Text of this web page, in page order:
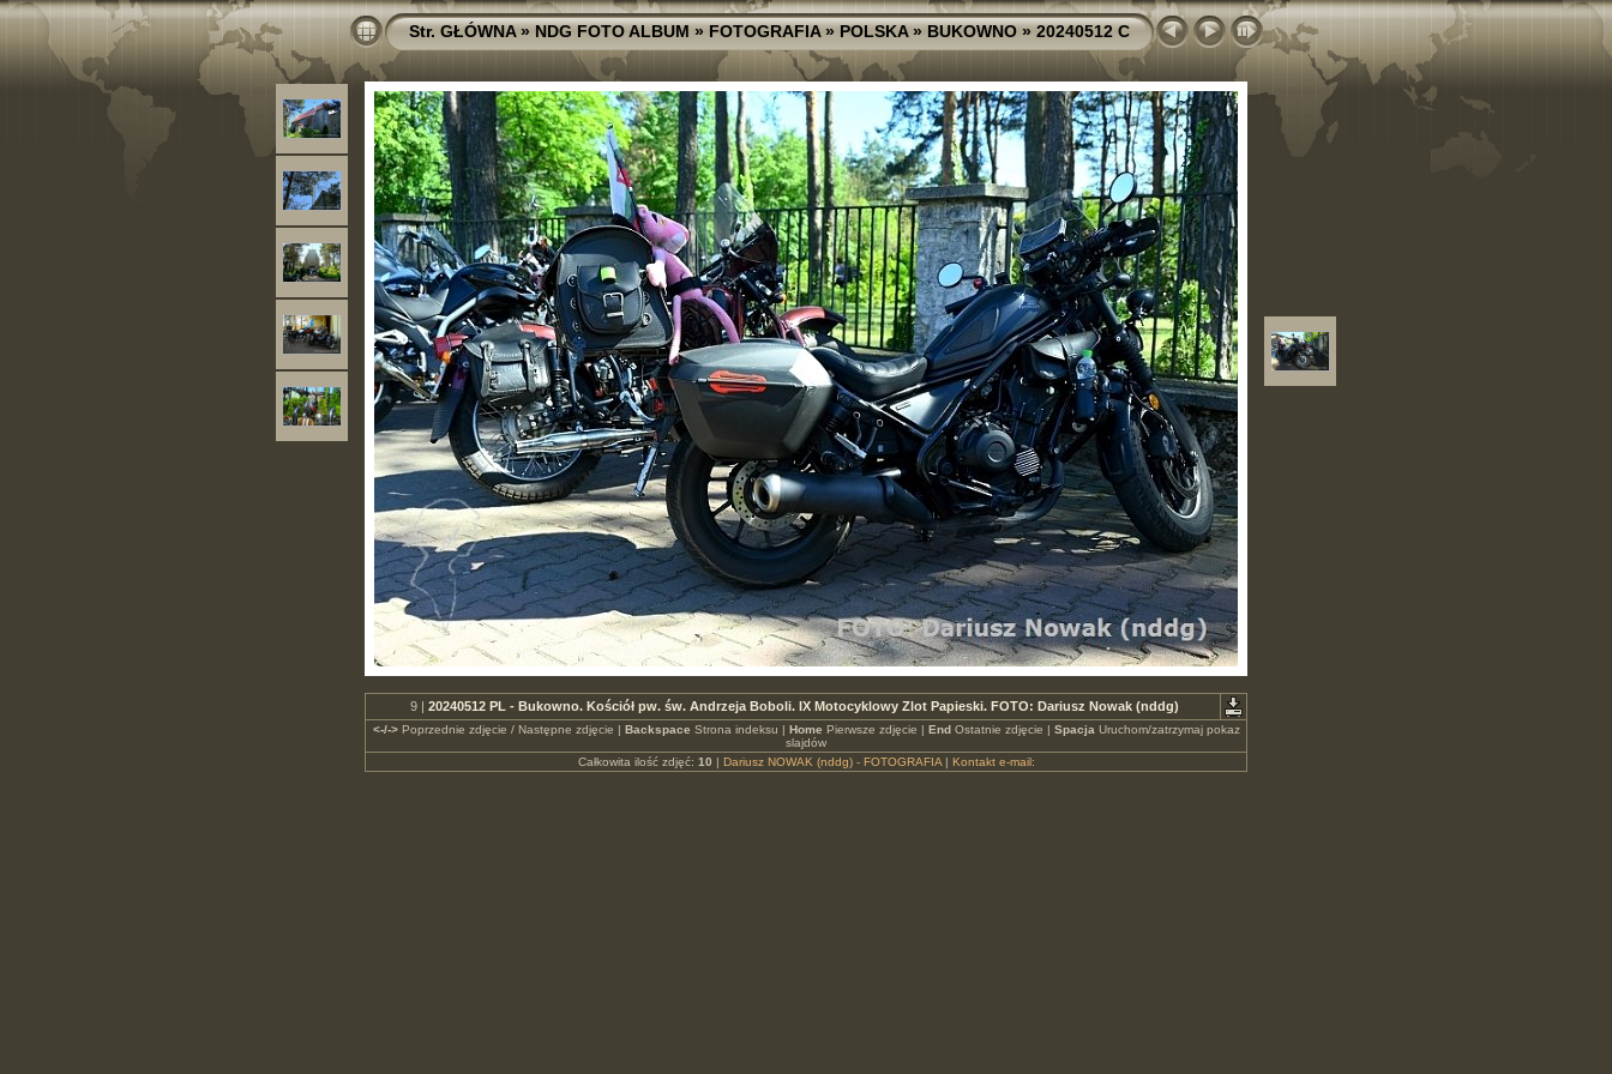
Str. GŁÓWNA»NDG FOTO ALBUM»FOTOGRAFIA»POLSKA»BUKOWNO»20240512 C
9 | 20240512 PL - Bukowno. Kościół pw. św. Andrzeja Boboli. IX Motocyklowy Zlot Papieski. FOTO: Dariusz Nowak (nddg)
<-/->Poprzednie zdjęcie / Następne zdjęcie | Backspace Strona indeksu | Home Pierwsze zdjęcie | EndOstatnie zdjęcie | Spacja Uruchom/zatrzymaj pokaz
slajdów
Całkowita ilość zdjęć: 10 | Dariusz NOWAK (nddg) - FOTOGRAFIA| Kontakt e-mail: